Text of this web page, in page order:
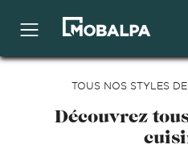
TOUS NOS STYLES
Découvrez